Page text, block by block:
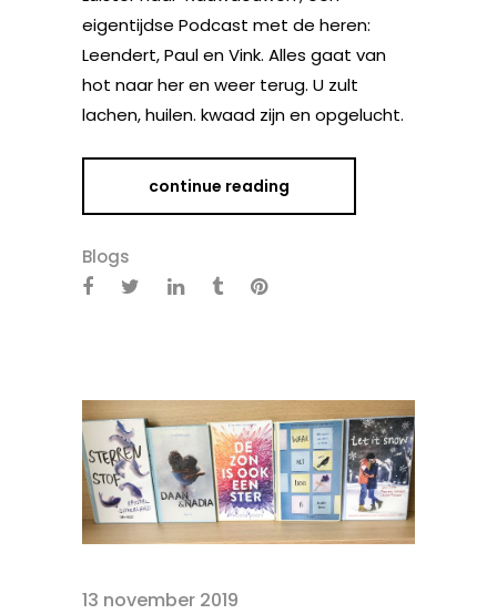
eigentijdse Podcast met de heren:
Leendert, Paul en Vink. Alles gaat van
hot naar her en weer terug. U zult
lachen, huilen. kwaad zijn en opgelucht.
continue reading
Blogs
13 november 2019